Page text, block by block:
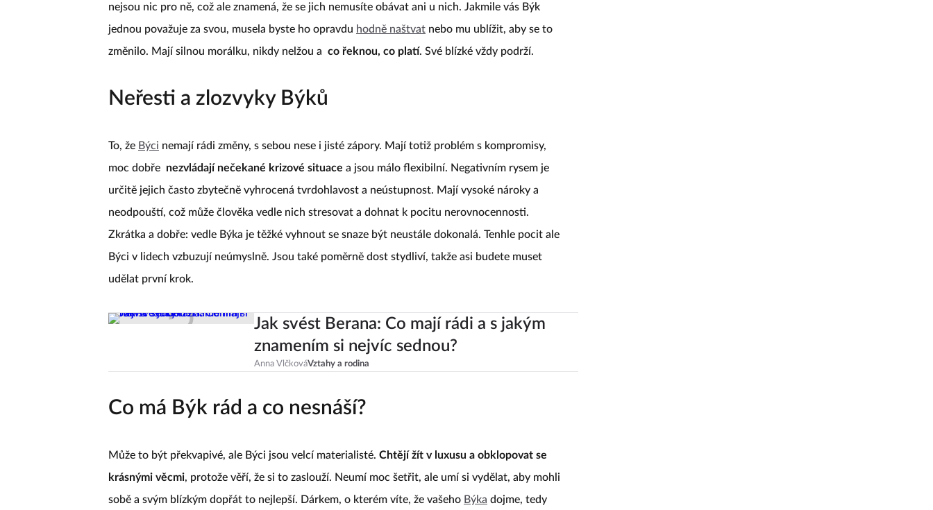
nejsou nic pro ně, což ale znamená, že se jich nemusíte obávat ani u nich. Jakmile vás Býk
jednou považuje za svou, musela byste ho opravdu hodně naštvat nebo mu ublížit, aby se to
změnilo. Mají silnou morálku, nikdy nelžou a co řeknou, co platí. Své blízké vždy podrží.
Neřesti a zlozvyky Býků
To, že Býci nemají rádi změny, s sebou nese i jisté zápory. Mají totiž problém s kompromisy,
moc dobře nezvládají nečekané krizové situace a jsou málo flexibilní. Negativním rysem je
určitě jejich často zbytečně vyhrocená tvrdohlavost a neústupnost. Mají vysoké nároky a
neodpouští, což může člověka vedle nich stresovat a dohnat k pocitu nerovnocennosti.
Zkrátka a dobře: vedle Býka je těžké vyhnout se snaze být neustále dokonalá. Tenhle pocit ale
Býci v lidech vzbuzují neúmyslně. Jsou také poměrně dost stydliví, takže asi budete muset
udělat první krok.
Jak svést Berana: Co mají rádi a s jakým
znamením si nejvíc sednou?
Anna VlčkováVztahy a rodina
Co má Býk rád a co nesnáší?
Může to být překvapivé, ale Býci jsou velcí materialisté. Chtějí žít v luxusu a obklopovat se
krásnými věcmi, protože věří, že si to zaslouží. Neumí moc šetřit, ale umí si vydělat, aby mohli
sobě a svým blízkým dopřát to nejlepší. Dárkem, o kterém víte, že vašeho Býka dojme, tedy